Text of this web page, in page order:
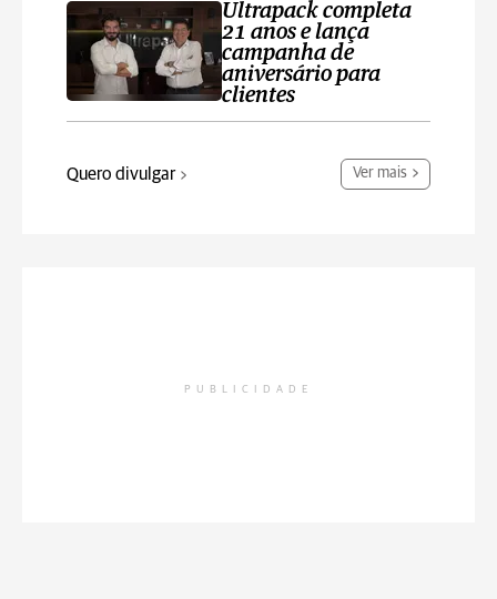
Ultrapack completa
21 anos e lança
campanha de
aniversário para
clientes
Quero divulgar Ver mais
PUBLICIDADE